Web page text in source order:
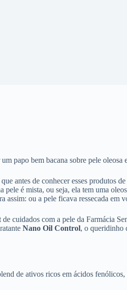
papo bem bacana sobre pele oleosa
antes de conhecer esses produtos
pele é mista, ou seja, ela tem uma
assim: ou a pele ficava ressecada em
cuidados com a pele da Farmácia
Nano Oil Control, o queridinho
de ativos ricos em ácidos